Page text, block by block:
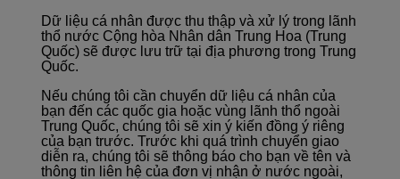
Dữ liệu cá nhân được thu thập và xử lý trong lãnh
thổ nước Cộng hòa Nhân dân Trung Hoa (Trung
Quốc) sẽ được lưu trữ tại địa phương trong Trung
Quốc.
Nếu chúng tôi cần chuyển dữ liệu cá nhân của
bạn đến các quốc gia hoặc vùng lãnh thổ ngoài
Trung Quốc, chúng tôi sẽ xin ý kiến đồng ý riêng
của bạn trước. Trước khi quá trình chuyển giao
diễn ra, chúng tôi sẽ thông báo cho bạn về tên và
thông tin liên hệ của đơn vị nhận ở nước ngoài,